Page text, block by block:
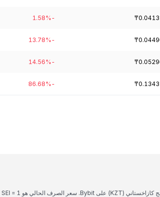
-1.58%
-13.78%
-14.56%
-86.68%
Sei هي عملة رقمية يمكن تحويلها إلى تنج كازاخستاني (KZT) على Bybit. سعر الصرف الحالي هو 1 SEI =